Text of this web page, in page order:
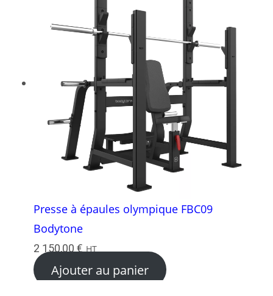
Presse à épaules olympique FBC09
Bodytone
2 150,00 € HT
Ajouter au panier